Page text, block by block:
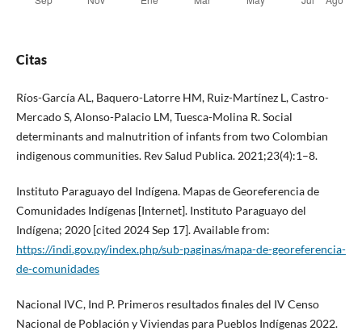
Citas
Ríos-García AL, Baquero-Latorre HM, Ruiz-Martínez L, Castro-
Mercado S, Alonso-Palacio LM, Tuesca-Molina R. Social
determinants and malnutrition of infants from two Colombian
indigenous communities. Rev Salud Publica. 2021;23(4):1–8.
Instituto Paraguayo del Indígena. Mapas de Georeferencia de
Comunidades Indígenas [Internet]. Instituto Paraguayo del
Indígena; 2020 [cited 2024 Sep 17]. Available from:
https://indi.gov.py/index.php/sub-paginas/mapa-de-georeferencia-
de-comunidades
Nacional IVC, Ind P. Primeros resultados finales del IV Censo
Nacional de Población y Viviendas para Pueblos Indígenas 2022.